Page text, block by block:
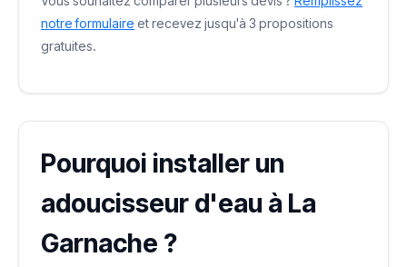
notre formulaire et recevez jusqu'à 3 propositions
gratuites.
Pourquoi installer un
adoucisseur d'eau à La
Garnache ?